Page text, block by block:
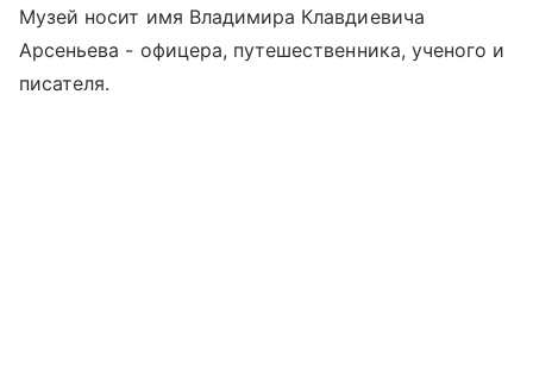
Музей носит имя Владимира Клавдиевича
Арсеньева - офицера, путешественника, ученого и
писателя.